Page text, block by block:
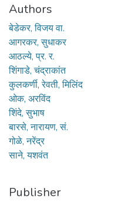
Authors
बेडेकर, विजय वा.
आगरकर, सुधाकर
आठल्ये, प्र. र.
शिंगाडे, चंद्राकांत
कुलकर्णी, रेवती, मिलिंद
ओक, अरविंद
शिंदे, सुभाष
बारसे, नारायण, सं.
गोळे, नरेंद्र
साने, यशवंत
Publisher